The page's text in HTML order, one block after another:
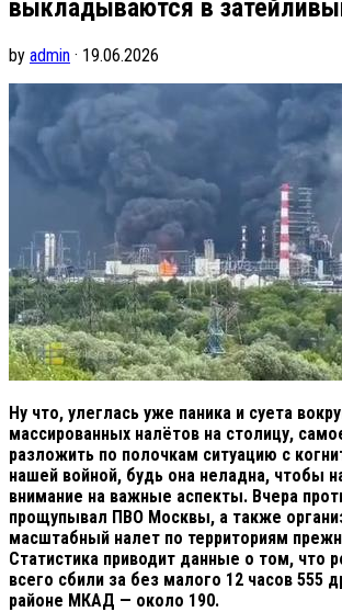
выкладываются в
by admin · 19.06.2026
Ну что, улеглась уже паника и суета
массированных налётов на столицу,
разложить по полочкам ситуацию с
нашей войной, будь она неладна, чтобы
внимание на важные аспекты. Вчера
прощупывал ПВО Москвы, а также
масштабный налет по территориям
Статистика приводит данные о том, что
всего сбили за без малого 12 часов 555
районе МКАД — около 190.